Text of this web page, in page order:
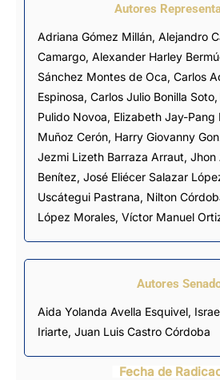
Autores
Adriana Gómez Millán, Alejandro
Camargo, Alexander Harley
Sánchez Montes de Oca, Carlos
Espinosa, Carlos Julio Bonilla Soto,
Pulido Novoa, Elizabeth Jay-Pang
Muñoz Cerón, Harry Giovanny
Jezmi Lizeth Barraza Arraut, Jhon
Benítez, José Eliécer Salazar
Uscátegui Pastrana, Nilton
López Morales, Víctor Manuel
Autores
Aida Yolanda Avella Esquivel, Israel Alberto Zuñiga
Iriarte, Juan Luis Castro Córdoba
Fecha de